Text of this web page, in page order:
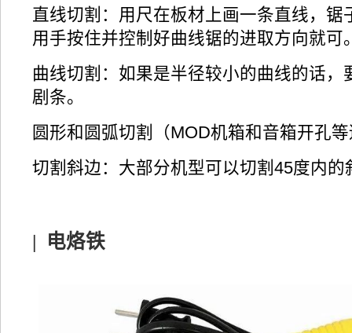
直线切割：用尺在板材上画一条直线，锯
用手按住并控制好曲线锯的进取方向就可
曲线切割：如果是半径较小的曲线的话，
剧条。
圆形和圆弧切割（MOD机箱和音箱开孔
切割斜边：大部分机型可以切割45度内的
| 电烙铁